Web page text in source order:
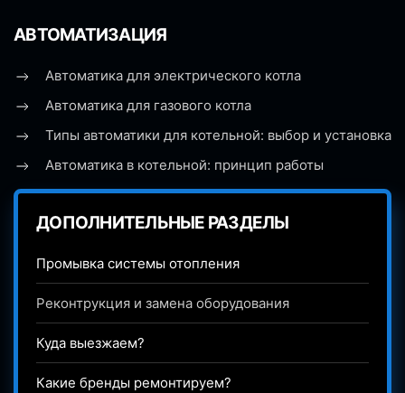
АВТОМАТИЗАЦИЯ
Автоматика для электрического котла
Автоматика для газового котла
Типы автоматики для котельной: выбор и установка
Автоматика в котельной: принцип работы
ДОПОЛНИТЕЛЬНЫЕ РАЗДЕЛЫ
Промывка системы отопления
Реконтрукция и замена оборудования
Куда выезжаем?
Какие бренды ремонтируем?